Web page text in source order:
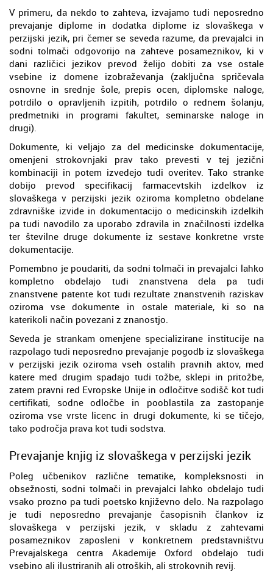
V primeru, da nekdo to zahteva, izvajamo tudi neposredno
prevajanje diplome in dodatka diplome iz slovaškega v
perzijski jezik, pri čemer se seveda razume, da prevajalci in
sodni tolmači odgovorijo na zahteve posameznikov, ki v
dani različici jezikov prevod želijo dobiti za vse ostale
vsebine iz domene izobraževanja (zaključna spričevala
osnovne in srednje šole, prepis ocen, diplomske naloge,
potrdilo o opravljenih izpitih, potrdilo o rednem šolanju,
predmetniki in programi fakultet, seminarske naloge in
drugi).
Dokumente, ki veljajo za del medicinske dokumentacije,
omenjeni strokovnjaki prav tako prevesti v tej jezični
kombinaciji in potem izvedejo tudi overitev. Tako stranke
dobijo prevod specifikacij farmacevtskih izdelkov iz
slovaškega v perzijski jezik oziroma kompletno obdelane
zdravniške izvide in dokumentacijo o medicinskih izdelkih
pa tudi navodilo za uporabo zdravila in značilnosti izdelka
ter številne druge dokumente iz sestave konkretne vrste
dokumentacije.
Pomembno je poudariti, da sodni tolmači in prevajalci lahko
kompletno obdelajo tudi znanstvena dela pa tudi
znanstvene patente kot tudi rezultate znanstvenih raziskav
oziroma vse dokumente in ostale materiale, ki so na
katerikoli način povezani z znanostjo.
Seveda je strankam omenjene specializirane institucije na
razpolago tudi neposredno prevajanje pogodb iz slovaškega
v perzijski jezik oziroma vseh ostalih pravnih aktov, med
katere med drugim spadajo tudi tožbe, sklepi in pritožbe,
zatem pravni red Evropske Unije in odločitve sodišč kot tudi
certifikati, sodne odločbe in pooblastila za zastopanje
oziroma vse vrste licenc in drugi dokumente, ki se tičejo,
tako področja prava kot tudi sodstva.
Prevajanje knjig iz slovaškega v perzijski jezik
Poleg učbenikov različne tematike, kompleksnosti in
obsežnosti, sodni tolmači in prevajalci lahko obdelajo tudi
vsako prozno pa tudi poetsko književno delo. Na razpolago
je tudi neposredno prevajanje časopisnih člankov iz
slovaškega v perzijski jezik, v skladu z zahtevami
posameznikov zaposleni v konkretnem predstavništvu
Prevajalskega centra Akademije Oxford obdelajo tudi
vsebino ali ilustriranih ali otroških, ali strokovnih revij.